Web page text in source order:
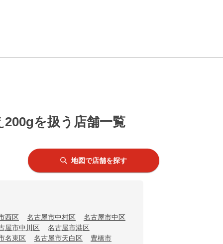
を扱う店舗一覧
地図で店舗を探す
西区 名古屋市中村区
名古屋市中区
屋市中川区
名古屋市港区
名東区
名古屋市天白区
豊橋市